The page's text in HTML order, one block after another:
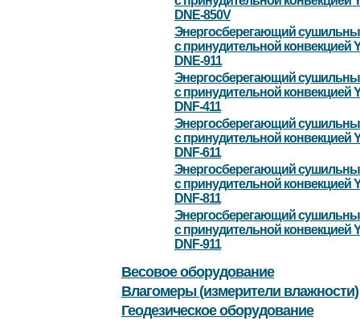
DNE-850V
Энергосберегающий
с принудительной конвекцией
DNE-911
Энергосберегающий
с принудительной конвекцией
DNF-411
Энергосберегающий
с принудительной конвекцией
DNF-611
Энергосберегающий
с принудительной конвекцией
DNF-811
Энергосберегающий
с принудительной конвекцией
DNF-911
Весовое оборудование
Влагомеры (измерители влажности)
Геодезическое оборудование